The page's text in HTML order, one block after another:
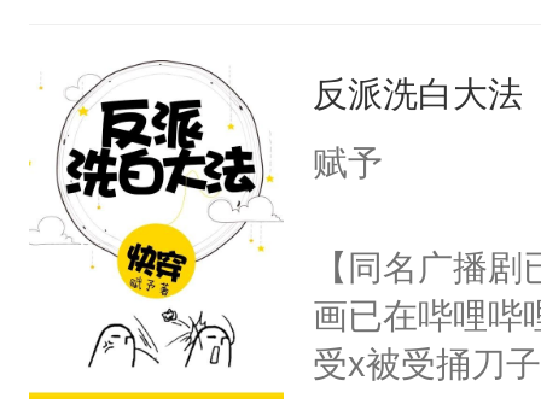
小白莲：“嘤
胡说，我没碰
不愧是大佬
悉，嗷？这不
可以先看仙帝
人，最终坐上
用见人，因为
言神龙见首不
名蛇蛇，跟
不知道，那小
头，魔尊墨宴
宴：柳折枝你
反派洗白大法
赋予
【同名广播
画已在哔哩哔
受x被受捅刀